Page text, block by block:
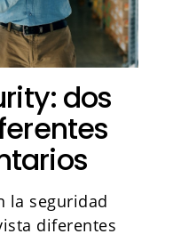
dos
la seguridad
diferentes